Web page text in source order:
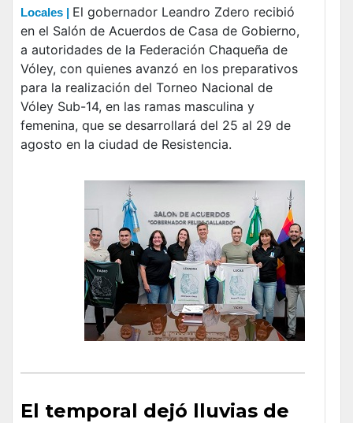
Locales | El gobernador Leandro Zdero recibió
en el Salón de Acuerdos de Casa de Gobierno,
a autoridades de la Federación Chaqueña de
Vóley, con quienes avanzó en los preparativos
para la realización del Torneo Nacional de
Vóley Sub-14, en las ramas masculina y
femenina, que se desarrollará del 25 al 29 de
agosto en la ciudad de Resistencia.
El temporal dejó lluvias de